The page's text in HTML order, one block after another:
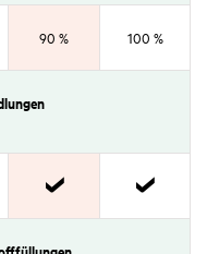
90 % 100 %
Zutref­
Zutref­